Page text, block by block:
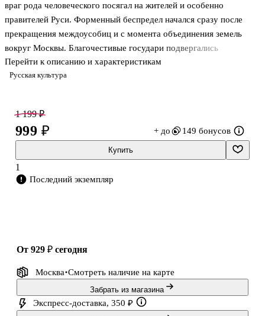
Русская культура
враг рода человеческого посягал на жителей и особенно
правителей Руси. Форменный беспредел начался сразу после
прекращения междоусобиц и с момента объединения земель
вокруг Москвы. Благочестивые государи подвергались
непрестанным нападкам сатанинских сил, колдунов, ведьм,
волхвов и волшебников. Но эта книга не ставит перед собой
Российское государство и его первых лиц. С первых дней и до
Петра Великого, от Крещения до "Антихриста", от залесских
княжеств до империи, от волхвов до волшебников.
Денис Хрусталёв – ро
Перейти к описанию и характеристикам
1 199 ₽
999 ₽ + до 149 бонусов
Купить
1
Последний экземпляр
от 929 ₽ сегодня
Москва Смотреть наличие на карте
Забрать из магазина
Экспресс-доставка, 350 ₽